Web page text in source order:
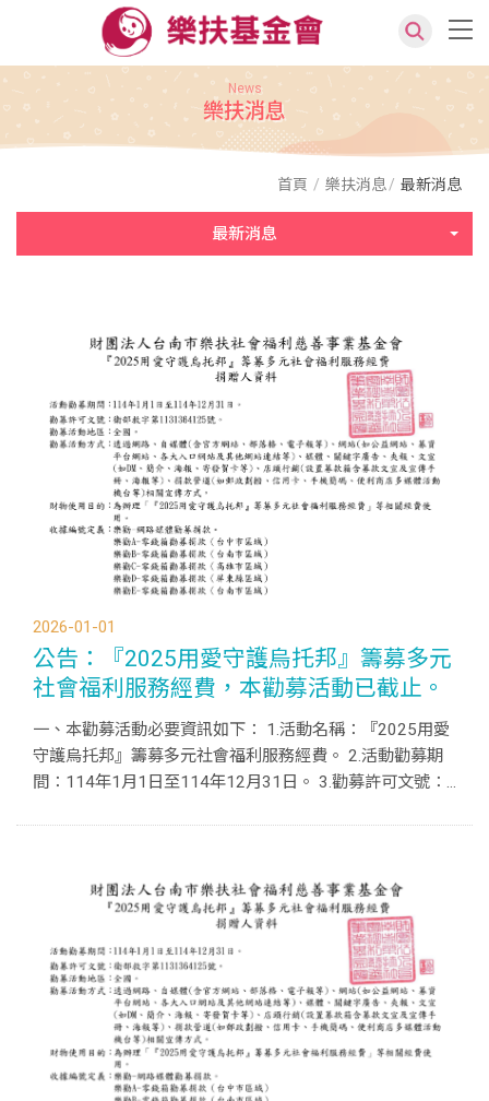
News
樂扶消息
首頁 樂扶消息 最新消息
最新消息
2026-01-01
公告：『2025用愛守護烏托邦』籌募多元
社會福利服務經費，本勸募活動已截止。
一、本勸募活動必要資訊如下： 1.活動名稱：『2025用愛
守護烏托邦』籌募多元社會福利服務經費。 2.活動勸募期
間：114年1月1日至114年12月31日。 3.勸募許可文號：